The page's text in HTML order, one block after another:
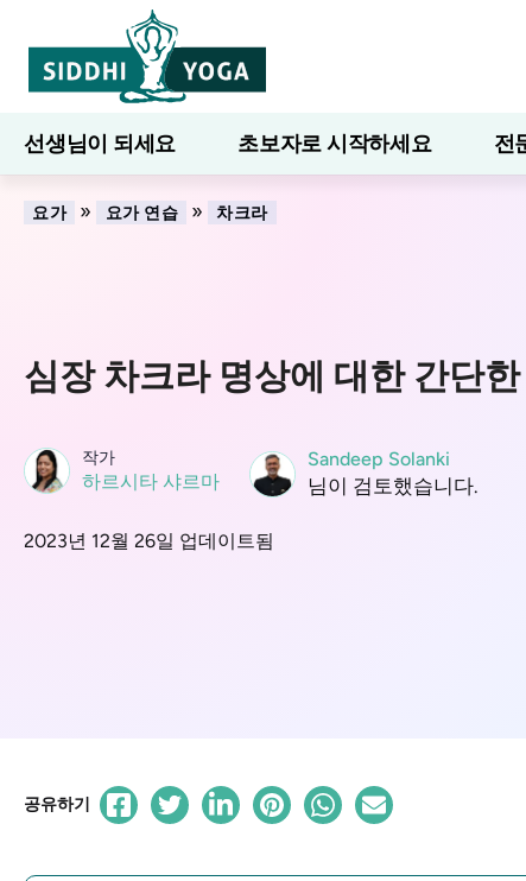
선생님이 되세요 초보자로 시작하세요 전
7일간의 웰니스 블로그
요가 » 요가 연습 » 차크라
심장 차크라 명상에 대한 간단
작가
하르시타 샤르마
Sandeep Solanki
님이 검토했습니다.
2023년 12월 26일 업데이트됨
공유하기